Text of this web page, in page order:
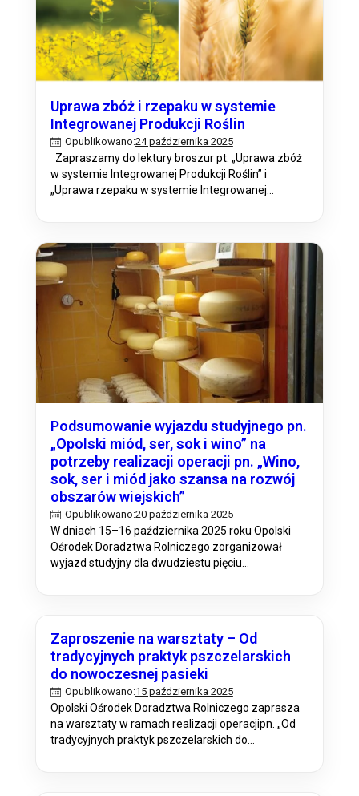
Uprawa zbóż i rzepaku w systemie
Integrowanej Produkcji Roślin
Opublikowano:24 października 2025
Zapraszamy do lektury broszur pt. „Uprawa zbóż
w systemie Integrowanej Produkcji Roślin” i
„Uprawa rzepaku w systemie Integrowanej
rok 2025 w ramach Planu Działania Krajowej Sieci
Obszarów Wiejskich KSOW+. Broszury zawierają
kompleksowe i praktyczne informacje…
Podsumowanie wyjazdu studyjnego pn.
„Opolski miód, ser, sok i wino” na
potrzeby realizacji operacji pn. „Wino,
sok, ser i miód jako szansa na rozwój
obszarów wiejskich”
Opublikowano:20 października 2025
W dniach 15–16 października 2025 roku Opolski
Ośrodek Doradztwa Rolniczego zorganizował
wyjazd studyjny dla dwudziestu pięciu
Wyjazd odbył się na terenie województwa
opolskiego i został przeprowadzony w ramach
Planu Operacyjnego na 2025 rok w…
Zaproszenie na warsztaty – Od
tradycyjnych praktyk pszczelarskich
do nowoczesnej pasieki
Opublikowano:15 października 2025
Opolski Ośrodek Doradztwa Rolniczego zaprasza
na warsztaty w ramach realizacji operacjipn. „Od
tradycyjnych praktyk pszczelarskich do